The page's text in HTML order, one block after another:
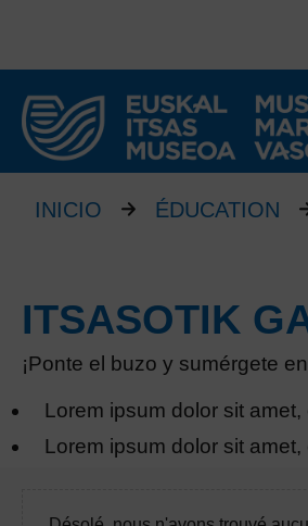
INICIO ÉDUCATION
ITSASOTIK
¡Ponte el buzo y sumérgete
Lorem ipsum dolor sit
Lorem ipsum dolor sit